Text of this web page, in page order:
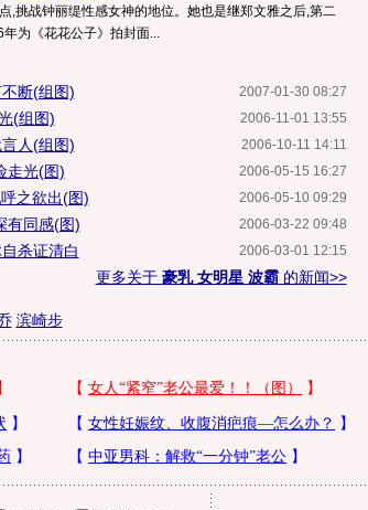
,挑战钟丽缇性感女神的地位。她也是继郑文雅之后,第二
为《花花公子》拍封面...
2007-01-30 08:27
断(组图)
2006-11-01 13:55
(组图)
2006-10-11 14:11
人(组图)
2006-05-15 16:27
走光(图)
2006-05-10 09:29
之欲出(图)
2006-03-22 09:48
有同感(图)
2006-03-01 12:15
杀证清白
更多关于 豪乳 女明星 波霸的新闻>>
滨崎步